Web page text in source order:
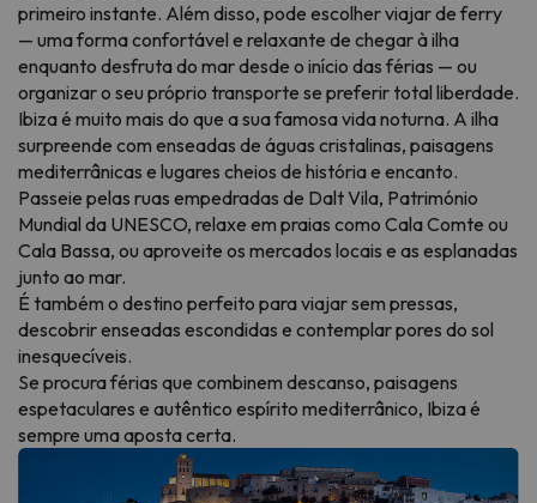
primeiro instante. Além disso, pode escolher viajar de ferry
— uma forma confortável e relaxante de chegar à ilha
enquanto desfruta do mar desde o início das férias — ou
organizar o seu próprio transporte se preferir total liberdade.
Ibiza é muito mais do que a sua famosa vida noturna. A ilha
surpreende com enseadas de águas cristalinas, paisagens
mediterrânicas e lugares cheios de história e encanto.
Passeie pelas ruas empedradas de Dalt Vila, Património
Mundial da UNESCO, relaxe em praias como Cala Comte ou
Cala Bassa, ou aproveite os mercados locais e as esplanadas
junto ao mar.
É também o destino perfeito para viajar sem pressas,
descobrir enseadas escondidas e contemplar pores do sol
inesquecíveis.
Se procura férias que combinem descanso, paisagens
espetaculares e autêntico espírito mediterrânico, Ibiza é
sempre uma aposta certa.